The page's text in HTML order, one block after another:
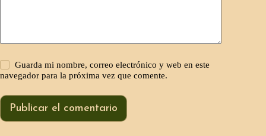
Guarda mi nombre, correo electrónico y web en este
navegador para la próxima vez que comente.
Publicar el comentario